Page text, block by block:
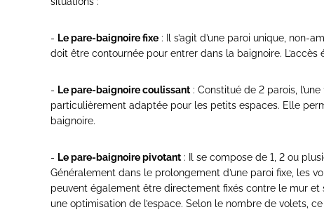
- Le pare-baignoire fixe : Il s’agit d’une paroi unique, non-
doit être contournée pour entrer dans la baignoire.
- Le pare-baignoire coulissant : Constitué de 2 parois,
particulièrement adaptée pour les petits espaces. Elle
baignoire.
- Le pare-baignoire pivotant : Il se compose de 1, 2 ou
Généralement dans le prolongement d’une paroi fixe, les
peuvent également être directement fixés contre le mur
une optimisation de l’espace. Selon le nombre de volets,